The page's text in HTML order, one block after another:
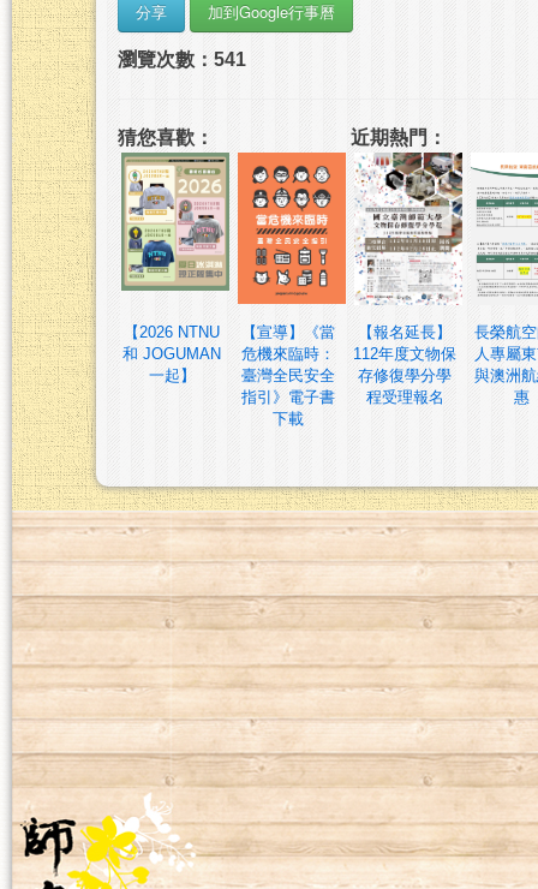
瀏覽次數：541
猜您喜歡：
【2026 NTNU
和 JOGUMAN
一起】
【宣導】《當
危機來臨時：
臺灣全民安全
指引》電子書
下載
近期熱門：
【報名延長】
112年度文物保
存修復學分學
程受理報名
長榮航
人專屬
與澳洲
惠